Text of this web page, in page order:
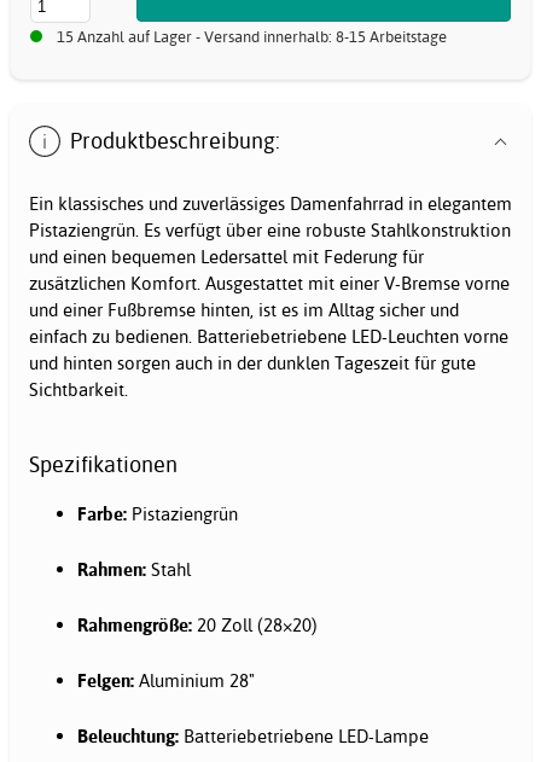
15 Anzahl auf Lager - Versand innerhalb: 8-15 Arbeitstage
Produktbeschreibung:
Ein klassisches und zuverlässiges Damenfahrrad in elegantem
Pistaziengrün. Es verfügt über eine robuste Stahlkonstruktion
und einen bequemen Ledersattel mit Federung für
zusätzlichen Komfort. Ausgestattet mit einer V-Bremse vorne
und einer Fußbremse hinten, ist es im Alltag sicher und
einfach zu bedienen. Batteriebetriebene LED-Leuchten vorne
und hinten sorgen auch in der dunklen Tageszeit für gute
Sichtbarkeit.
Spezifikationen
Farbe: Pistaziengrün
Rahmen: Stahl
Rahmengröße: 20 Zoll (28×20)
Felgen: Aluminium 28"
Beleuchtung: Batteriebetriebene LED-Lampe